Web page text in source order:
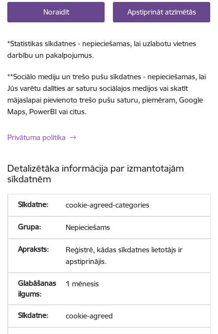
Noraidīt Apstiprināt atzīmētās
*Statistikas sīkdatnes - nepieciešamas, lai uzlabotu vietnes
darbību un pakalpojumus.
**Sociālo mediju un trešo pušu sīkdatnes - nepieciešamas, lai
Jūs varētu dalīties ar saturu sociālajos medijos vai skatīt
mājaslapai pievienoto trešo pušu saturu, piemēram, Google
Maps, PowerBI vai citus.
Privātuma politika
Detalizētāka informācija par izmantotajām
sīkdatnēm
cookie-agreed-categories
Nepieciešams
Reģistrē, kādas sīkdatnes lietotājs ir
apstiprinājis.
1 mēnesis
cookie-agreed